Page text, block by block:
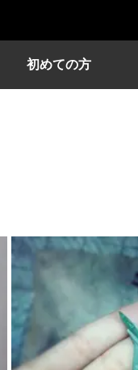
初めての方